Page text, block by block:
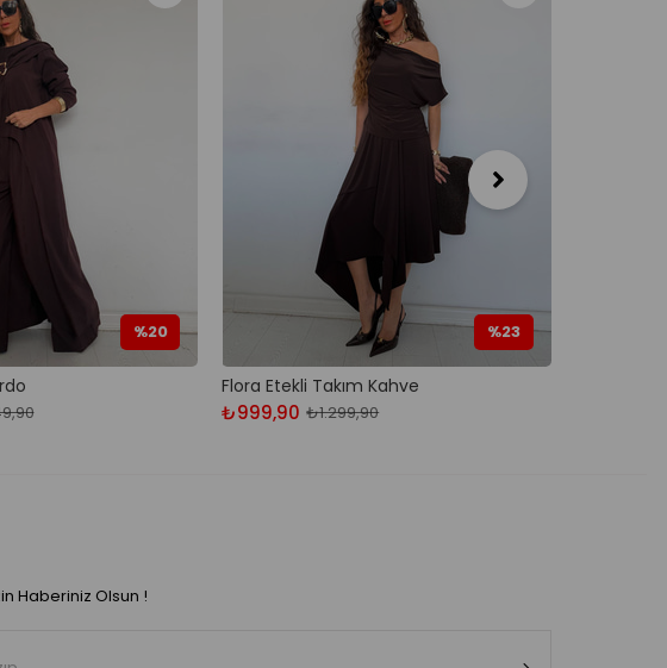
%20
Flora Etekli Takım Kahve
₺999,90 ₺1.299,90
%23
Haberiniz Olsun !